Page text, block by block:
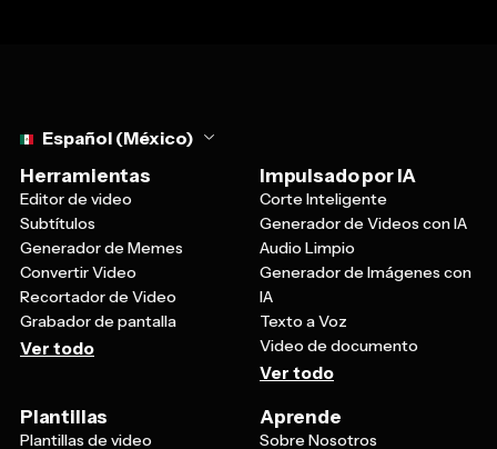
Español (México)
Herramientas
Editor de video
Subtítulos
Generador de Memes
Convertir Video
Recortador de Video
Grabador de pantalla
Ver todo
Impulsado por IA
Corte Inteligente
Generador de Videos con IA
Audio Limpio
Generador de Imágenes con
IA
Texto a Voz
Video de documento
Ver todo
Plantillas
Plantillas de video
Aprende
Sobre Nosotros